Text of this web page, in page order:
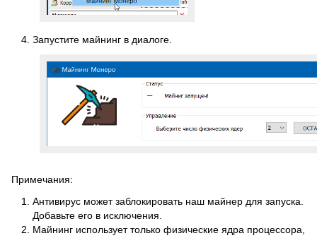
Запустите майнинг в диалоге.
Примечания:
Антивирус может заблокировать наш майнер для запуска.
Добавьте его в исключения.
Майнинг использует только физические ядра процессора,